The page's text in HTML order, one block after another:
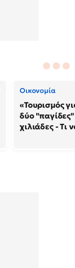
Οικονομία
«Τουρισμός
δύο
χιλιάδες - Τι